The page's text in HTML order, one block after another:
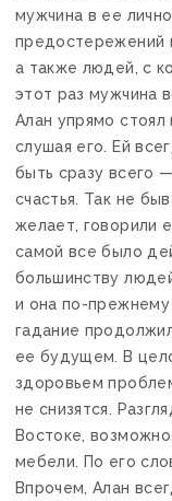
мужчина в ее
предостережений
а также людей, с
этот раз мужчина
Алан упрямо стоял
слушая его. Ей
быть сразу всего
счастья. Так не
желает, говорили
самой все было
большинству
и она по-
гадание
ее будущем. В
здоровьем
не снизятся.
Востоке,
мебели. По его
Впрочем, Алан